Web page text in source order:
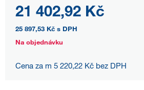
21 402,92 Kč
25 897,53 Kč s DPH
Na objednávku
Cena za m 5 220,22 Kč bez DPH